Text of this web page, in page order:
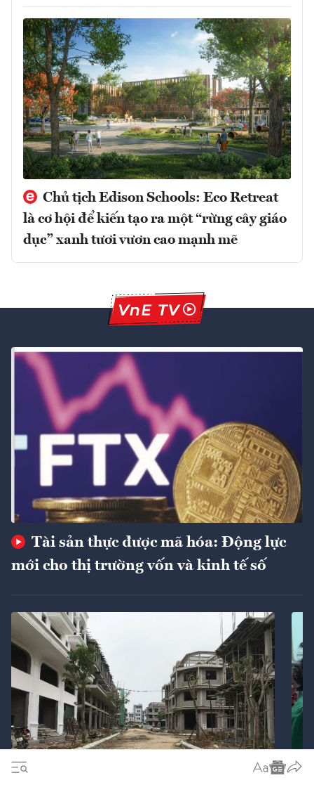
Chủ tịch Edison Schools: Eco Retreat
là cơ hội để kiến tạo ra một “rừng cây giáo
dục” xanh tươi vươn cao mạnh mẽ
Tài sản thực được mã hóa: Động lực
mới cho thị trường vốn và kinh tế số